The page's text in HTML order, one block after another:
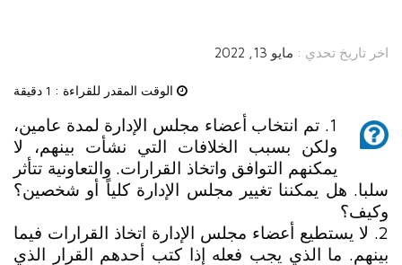
اخر تاريخ تحدي : مايو 13, 2022
الوقت المقدر للقراءة : 1 دقيقة
1. تم انتخاب أعضاء مجلس الإدارة لمدة عامين،
ولكن بسبب الخلافات التي نشأت بينهم، لا
يمكنهم التوافق واتخاذ القرارات. والتعاونية تتأثر
سلبا. هل يمكننا تغيير مجلس الإدارة كلياً أو شخصين؟
وكيف؟
2. لا يستطيع أعضاء مجلس الإدارة اتخاذ القرارات فيما
بينهم. ما الذي يجب فعله إذا كتب أحدهم القرار الذي